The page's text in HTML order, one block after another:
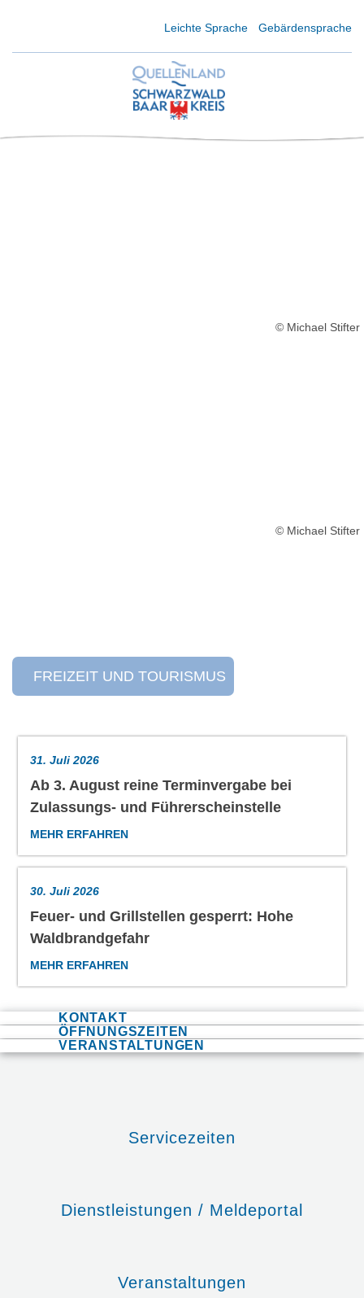
Leichte Sprache Gebärdensprache
© Michael Stifter
© Michael Stifter
© Michael Stifter
FREIZEIT UND TOURISMUS
31. Juli 2026
Ab 3. August reine Terminvergabe bei
Zulassungs- und Führerscheinstelle
MEHR ERFAHREN
30. Juli 2026
Feuer- und Grillstellen gesperrt: Hohe
Waldbrandgefahr
MEHR ERFAHREN
KONTAKT
ÖFFNUNGSZEITEN
VERANSTALTUNGEN
Servicezeiten
Dienstleistungen / Meldeportal
Veranstaltungen